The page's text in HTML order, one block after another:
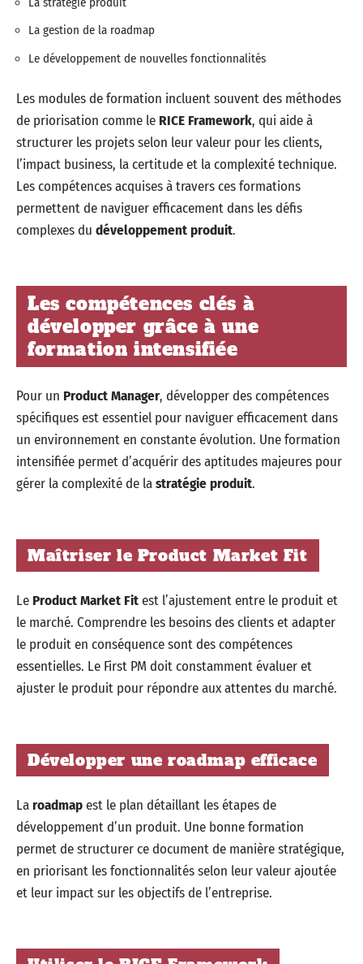
La gestion de la roadmap
Le développement de nouvelles fonctionnalités
Les modules de formation incluent souvent des méthodes
de priorisation comme le RICE Framework, qui aide à
structurer les projets selon leur valeur pour les clients,
l’impact business, la certitude et la complexité technique.
Les compétences acquises à travers ces formations
permettent de naviguer efficacement dans les défis
complexes du développement produit.
Les compétences clés à
développer grâce à une
formation intensifiée
Pour un Product Manager, développer des compétences
spécifiques est essentiel pour naviguer efficacement dans
un environnement en constante évolution. Une formation
intensifiée permet d’acquérir des aptitudes majeures pour
gérer la complexité de lastratégie produit.
Maîtriser le Product Market Fit
Le Product Market Fitest l’ajustement entre le produit et
le marché. Comprendre les besoins des clients et adapter
le produit en conséquence sont des compétences
essentielles. Le First PM doit constamment évaluer et
ajuster le produit pour répondre aux attentes du marché.
Développer une roadmap efficace
Laroadmapest le plan détaillant les étapes de
développement d’un produit. Une bonne formation
permet de structurer ce document de manière stratégique,
en priorisant les fonctionnalités selon leur valeur ajoutée
et leur impact sur les objectifs de l’entreprise.